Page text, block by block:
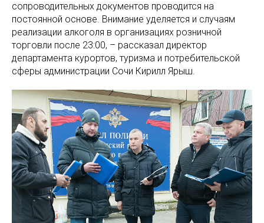
сопроводительных документов проводится на
постоянной основе. Внимание уделяется и случаям
реализации алкоголя в организациях розничной
торговли после 23:00, – рассказал директор
департамента курортов, туризма и потребительской
сферы администрации Сочи Кирилл Ярыш.